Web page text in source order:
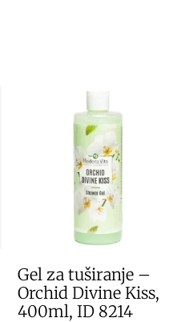
Gel za tuširanje –
Orchid Divine Kiss,
400ml, ID 8214